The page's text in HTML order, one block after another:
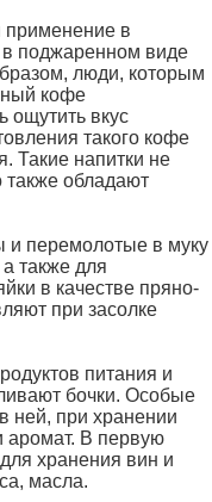
применение в
поджаренном виде
люди, которым
кофе
ощутить вкус
такого кофе
Такие напитки не
обладают
и перемолотые в муку
также для
в качестве пряно-
при засолке
питания и
бочки. Особые
ней, при хранении
аромат. В первую
хранения вин и
масла.